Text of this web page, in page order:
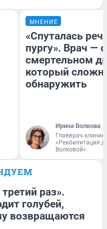
МНЕНИЕ
«Спуталась
пургу». Врач — о
смертельном
который
обнаружить
Ирина Волкова
Главврач
«Реабилитация
Волковой»
раз».
голубей,
возвращаются